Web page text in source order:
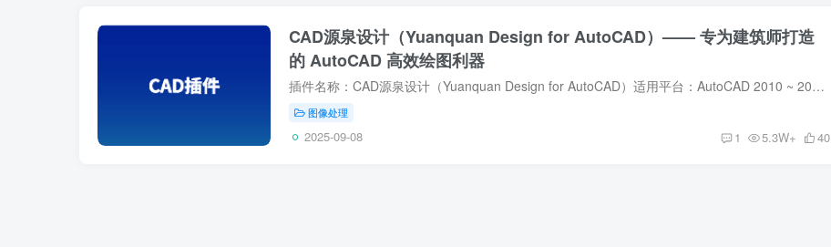
CAD源泉设计（Yuanquan Design for AutoCAD）—— 专为建筑师打造
的 AutoCAD 高效绘图利器
插件名称：CAD源泉设计（Yuanquan Design for AutoCAD）适用平台：AutoCAD 2010 ~ 2025（支持 x64 版本）语言支持：简体中文（全中文界面）类型：免费插件合集 / 中文增强工具包核心定位：面向...
图像处理
2025-09-08 1 5.3W+ 40